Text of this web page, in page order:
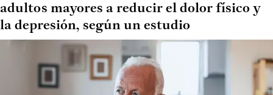
adultos mayores a reducir el dolor físico y
la depresión, según un estudio